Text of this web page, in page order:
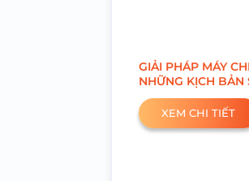
GIẢI PHÁP MÁY
NHỮNG KỊCH
XEM CHI TIẾT